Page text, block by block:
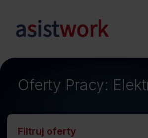
Oferty Pracy:
Filtruj oferty